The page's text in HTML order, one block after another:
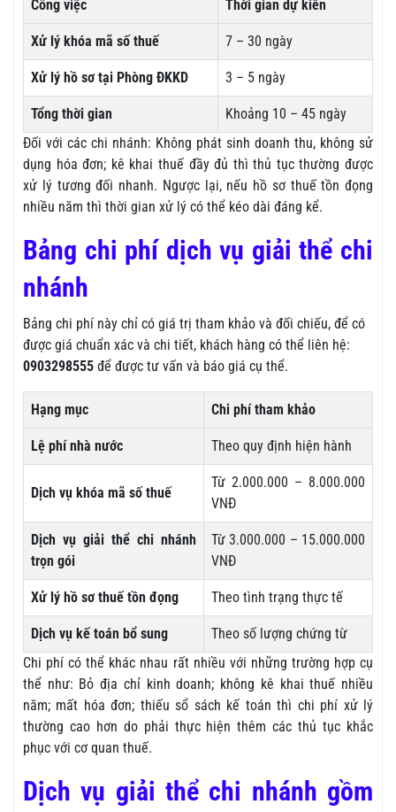
Công việc Thời gian dự kiến
Xử lý khóa mã số thuế 7 – 30 ngày
Xử lý hồ sơ tại Phòng ĐKKD 3 – 5 ngày
Tổng thời gian
Khoảng 10 – 45 ngày
Đối với các chi nhánh: Không phát sinh doanh thu, không sử
dụng hóa đơn; kê khai thuế đầy đủ thì thủ tục thường được
xử lý tương đối nhanh. Ngược lại, nếu hồ sơ thuế tồn đọng
nhiều năm thì thời gian xử lý có thể kéo dài đáng kể.
Bảng chi phí dịch vụ giải thể chi
nhánh
Bảng chi phí này chỉ có giá trị tham khảo và đối chiếu, để có
được giá chuẩn xác và chi tiết, khách hàng có thể liên hệ:
0903298555 để được tư vấn và báo giá cụ thể.
Hạng mục Chi phí tham khảo
Lệ phí nhà nước Theo quy định hiện hành
Dịch vụ khóa mã số thuế
Từ 2.000.000 – 8.000.000
VNĐ
Dịch vụ giải thể chi nhánh
trọn gói
Từ 3.000.000 – 15.000.000
VNĐ
Xử lý hồ sơ thuế tồn đọng Theo tình trạng thực tế
Dịch vụ kế toán bổ sung
Theo số lượng chứng từ
Chi phí có thể khác nhau rất nhiều với những trường hợp cụ
thể như: Bỏ địa chỉ kinh doanh; không kê khai thuế nhiều
năm; mất hóa đơn; thiếu sổ sách kế toán thì chi phí xử lý
thường cao hơn do phải thực hiện thêm các thủ tục khắc
phục với cơ quan thuế.
Dịch vụ giải thể chi nhánh gồm